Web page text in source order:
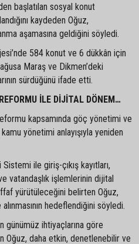
başlatılan sosyal konut
kaydeden Oğuz,
aşamasına geldiğini söyledi.
584 konut ve 6 dükkân için
Maraş ve Dikmen’deki
sürdüğünü ifade etti.
İLE DİJİTAL DÖNEM…
kapsamında göç yönetimi ve
yönetimi anlayışıyla yeniden
ile giriş-çıkış kayıtları,
vatandaşlık işlemlerinin dijital
yürütüleceğini belirten Oğuz,
hedeflendiğini söyledi.
günümüz ihtiyaçlarına göre
Oğuz, daha etkin, denetlenebilir ve